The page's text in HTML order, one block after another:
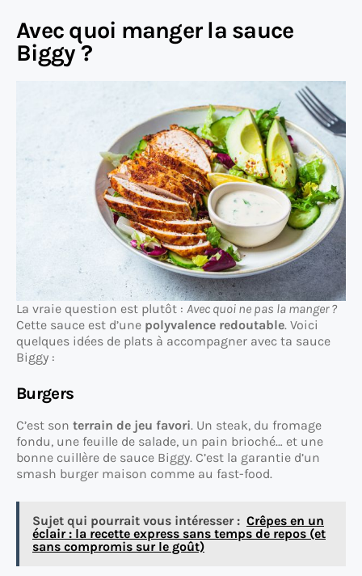
Avec quoi manger la sauce
Biggy ?
La vraie question est plutôt : Avec quoi ne pas la manger ?
Cette sauce est d’une polyvalence redoutable. Voici
quelques idées de plats à accompagner avec ta sauce
Biggy :
Burgers
C’est son terrain de jeu favori. Un steak, du fromage
fondu, une feuille de salade, un pain brioché… et une
bonne cuillère de sauce Biggy. C’est la garantie d’un
smash burger maison comme au fast-food.
Sujet qui pourrait vous intéresser : Crêpes en un
éclair : la recette express sans temps de repos (et
sans compromis sur le goût)